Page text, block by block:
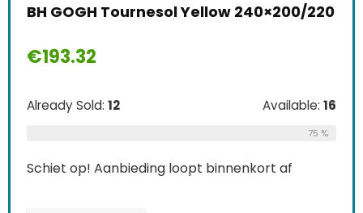
BH GOGH Tournesol Yellow 240×200/220
€193.32
Already Sold: 12 Available: 16
75 %
Schiet op! Aanbieding loopt binnenkort af